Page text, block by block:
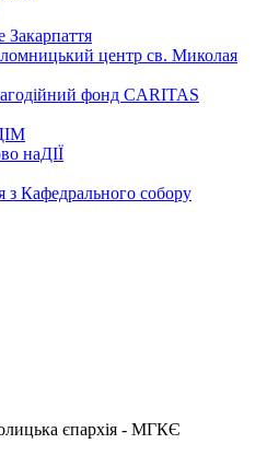
Закарпаття
центр св. Миколая
фонд CARITAS
наДІЇ
з Кафедрального собору
єпархія - МГКЄ